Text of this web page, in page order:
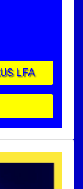
LFA